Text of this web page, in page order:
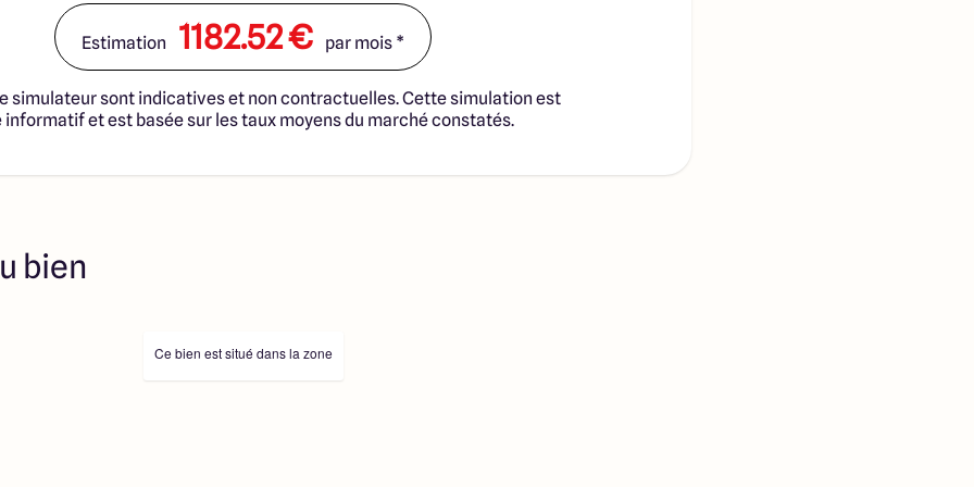
en vue de construire une
de Construction de
cadre de la loi du 19/12/1990.
professionnels dûment
soit des
sont disponibles à
de l’annonce. En aucun
jouent un rôle
Estimation 1182.52 € par mois *
simulateur sont indicatives et non contractuelles. Cette simulation est
et est basée sur les taux moyens du marché constatés.
bien
Ce bien est situé dans la zone